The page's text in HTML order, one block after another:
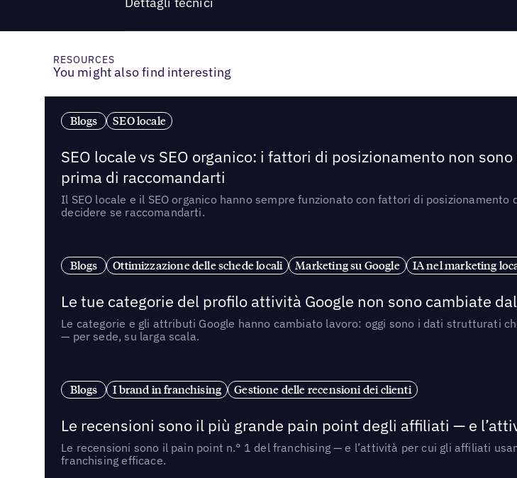
RESOURCES
You might also find interesting
Blogs SEO locale
SEO locale vs SEO organico: i fattori di posizionamento non
prima di raccomandarti
Il SEO locale e il SEO organico hanno sempre funzionato con fattori di
decidere se raccomandarti.
Blogs Ottimizzazione delle schede locali Marketing su Google IA nel marketing
Le tue categorie del profilo attività Google non sono cambiate
Le categorie e gli attributi Google hanno cambiato lavoro: oggi sono i dati strutturati
— per sede, su larga scala.
Blogs I brand in franchising Gestione delle recensioni dei clienti
Le recensioni sono il più grande pain point degli affiliati — e
Le recensioni sono il pain point n.° 1 del franchising — e l’attività per cui gli affiliati
franchising efficace.